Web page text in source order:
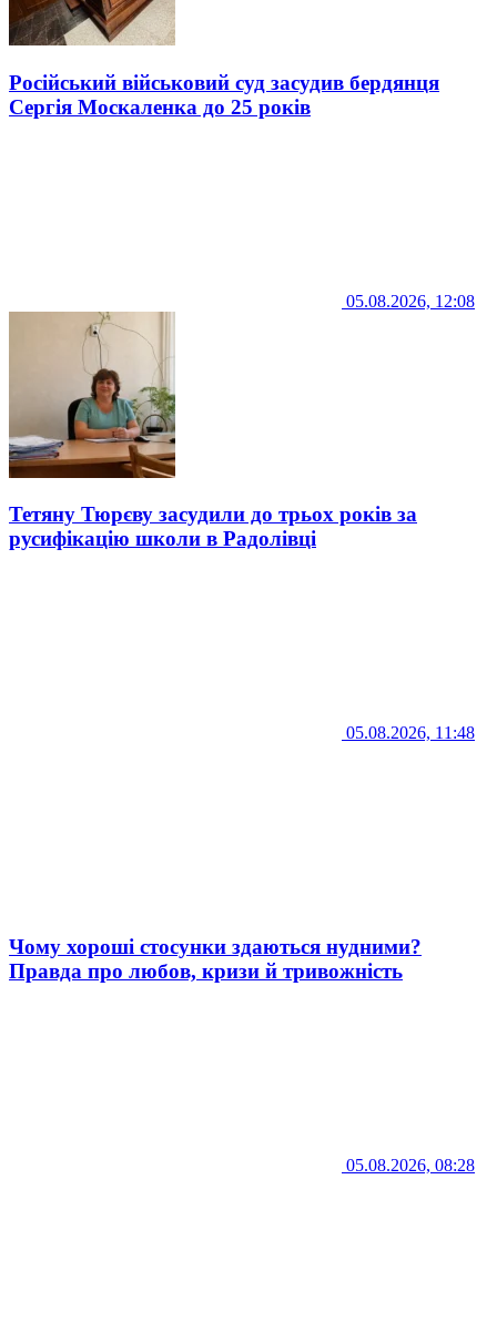
Російський військовий суд засудив бердянця
Сергія Москаленка до 25 років
05.08.2026, 12:08
Тетяну Тюрєву засудили до трьох років за
русифікацію школи в Радолівці
05.08.2026, 11:48
Чому хороші стосунки здаються нудними?
Правда про любов, кризи й тривожність
05.08.2026, 08:28